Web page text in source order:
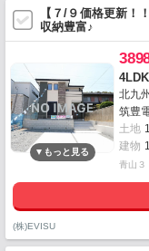
【７/９価格更新！
収納豊富♪
4LDK
北九
筑豊
土地
建物
青山３
(株)EVISU